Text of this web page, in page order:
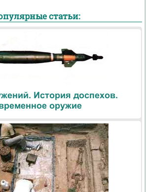
статьи:
История доспехов.
оружие